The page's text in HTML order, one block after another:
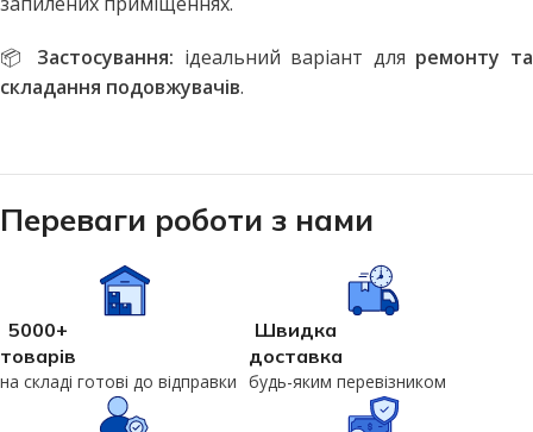
📦 Застосування: ідеальний варіант для ремонту та
складання подовжувачів.
Переваги роботи з нами
5000+
товарів
на складі готові до відправки
Швидка
доставка
будь-яким перевізником